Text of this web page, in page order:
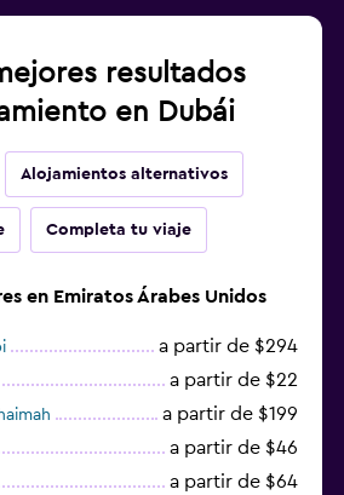
resultados
en Dubái
Alojamientos alternativos
Completa tu viaje
en Emiratos Árabes Unidos
a partir de $294
a partir de $22
a partir de $199
a partir de $46
a partir de $64